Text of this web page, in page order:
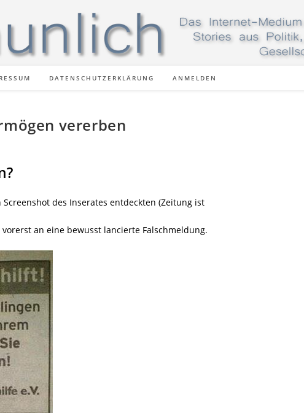
DATENSCHUTZERKLÄRUNG ANMELDEN
vererben
des Inserates entdeckten (Zeitung ist
an eine bewusst lancierte Falschmeldung.